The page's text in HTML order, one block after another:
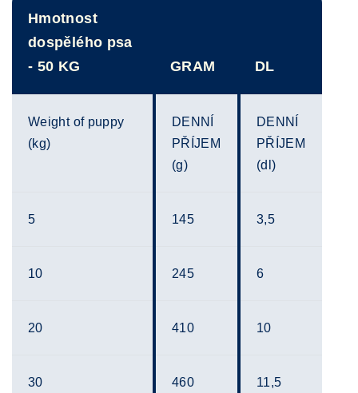
Hmotnost
dospělého psa
- 50 KG
GRAM DL
Weight of puppy
(kg)
DENNÍ
PŘÍJEM
(g)
DENNÍ
PŘÍJEM
(dl)
5 145 3,5
10 245 6
20 410 10
30 460 11,5